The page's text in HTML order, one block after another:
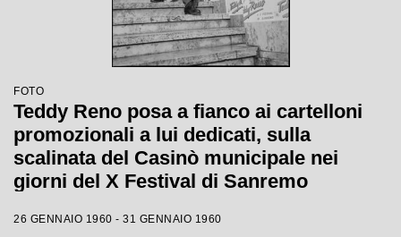
FOTO
Teddy Reno posa a fianco ai cartelloni
promozionali a lui dedicati, sulla
scalinata del Casinò municipale nei
giorni del X Festival di Sanremo
26 GENNAIO 1960 - 31 GENNAIO 1960